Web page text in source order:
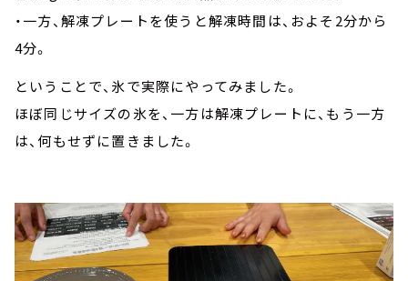
・一方、解凍プレートを使うと解凍時間は、およそ2分から
4分。
ということで、氷で実際にやってみました。
ほぼ同じサイズの氷を、一方は解凍プレートに、もう一方
は、何もせずに置きました。